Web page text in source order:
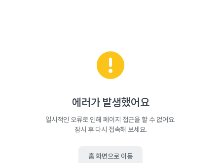
에러가 발생했어요
일시적인 오류로 인해 페이지 접근을 할 수 없어요.
잠시 후 다시 접속해 보세요.
홈 화면으로 이동